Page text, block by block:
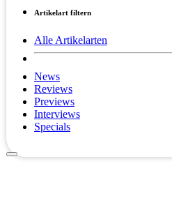
Artikelart filtern
Alle Artikelarten
News
Reviews
Previews
Interviews
Specials